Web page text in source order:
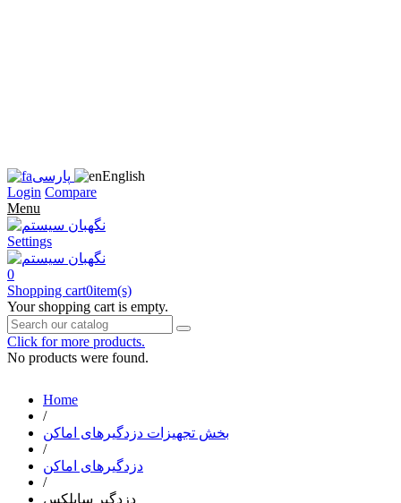
پارسی
English
Login Compare
Menu
Settings
0
Shopping cart0item(s)
Your shopping cart is empty.
Click for more products.
No products were found.
Home
/
بخش تجهیزات دزدگیرهای اماکن
/
دزدگیرهای اماکن
/
دزدگیر سایلکس